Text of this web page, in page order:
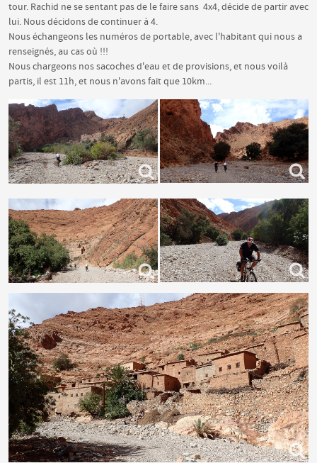
tour. Rachid ne se sentant pas de le faire sans 4x4, décide de partir avec
lui. Nous décidons de continuer à 4.
Nous échangeons les numéros de portable, avec l'habitant qui nous a
renseignés, au cas où !!!
Nous chargeons nos sacoches d'eau et de provisions, et nous voilà
partis, il est 11h, et nous n'avons fait que 10km...